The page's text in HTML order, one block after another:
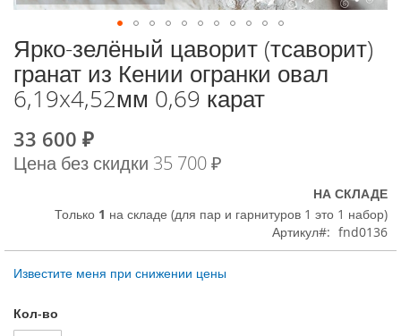
Ярко-зелёный цаворит (тсаворит)
гранат из Кении огранки овал
6,19x4,52мм 0,69 карат
Special
Price
33 600 ₽
Цена без скидки 35 700 ₽
НА СКЛАДЕ
Только 1 на складе (для пар и гарнитуров 1 это 1 набор)
Артикул
fnd0136
Известите меня при снижении цены
Кол-во
К
началу
галереи
изображений